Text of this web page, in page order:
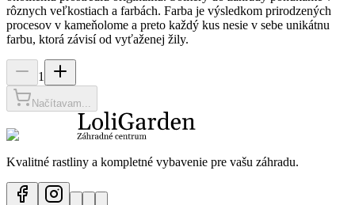
rôznych veľkostiach a farbách. Farba je výsledkom prirodzených
procesov v kameňolome a preto každý kus nesie v sebe unikátnu
farbu, ktorá závisí od vyťaženej žily.
1
Načítavam...
Kvalitné rastliny a kompletné vybavenie pre vašu záhradu.